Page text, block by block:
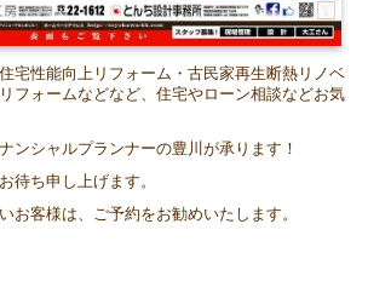
宅性能向上リフォーム・古民家再生断熱リノベ
フォームなどなど、住宅やローン相談などお気
ンシャルプランナーの豊川が承ります！
待ち申し上げます。
お客様は、ご予約をお勧めいたします。